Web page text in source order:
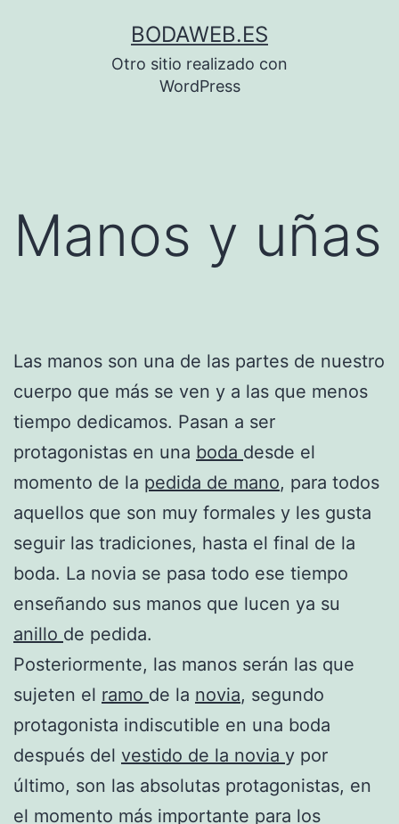
BODAWEB.ES
Otro sitio realizado con
WordPress
Manos y uñas
Las manos son una de las partes de nuestro
cuerpo que más se ven y a las que menos
tiempo dedicamos. Pasan a ser
protagonistas en una boda desde el
momento de la pedida de mano, para todos
aquellos que son muy formales y les gusta
seguir las tradiciones, hasta el final de la
boda. La novia se pasa todo ese tiempo
enseñando sus manos que lucen ya su
anillo de pedida.
Posteriormente, las manos serán las que
sujeten el ramo de la novia, segundo
protagonista indiscutible en una boda
después del vestido de la novia y por
último, son las absolutas protagonistas, en
el momento más importante para los